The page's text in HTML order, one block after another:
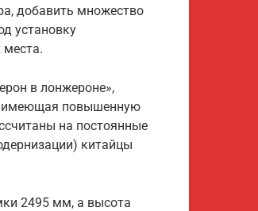
добавить множество
установку
места.
в лонжероне»,
имеющая повышенную
на постоянные
китайцы
2495 мм, а высота